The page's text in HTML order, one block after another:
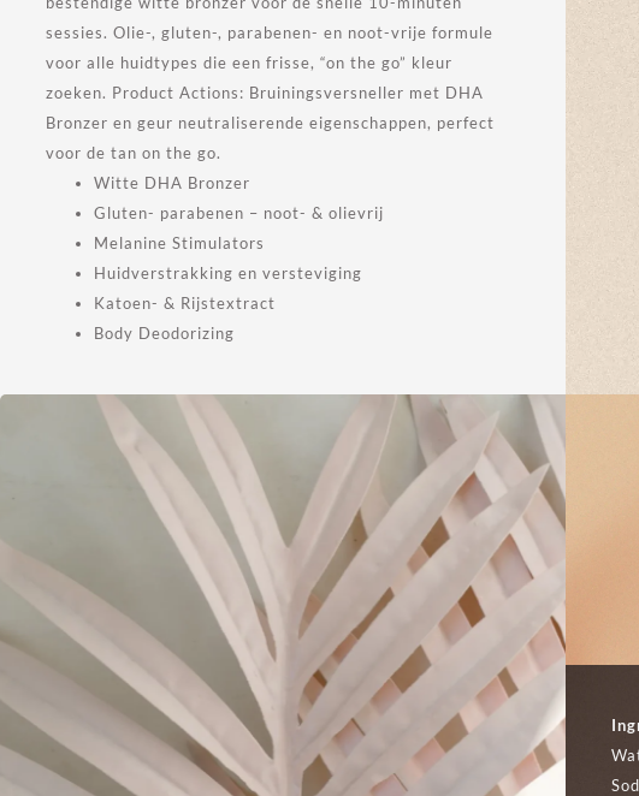
sessies. Olie-, gluten-, parabenen- en noot-vrije formule
voor alle huidtypes die een frisse, “on the go” kleur
zoeken. Product Actions: Bruiningsversneller met DHA
Bronzer en geur neutraliserende eigenschappen, perfect
voor de tan on the go.
Witte DHA Bronzer
Gluten- parabenen – noot- & olievrij
Melanine Stimulators
Huidverstrakking en versteviging
Katoen- & Rijstextract
Body Deodorizing